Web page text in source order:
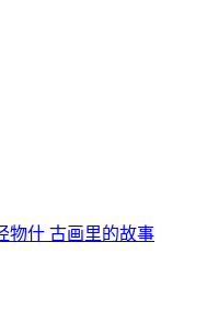
物什 古画里的故事